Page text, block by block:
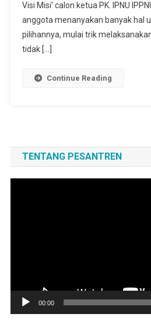
Visi Misi’ calon ketua PK. IPNU
anggota menanyakan banyak hal
pilihannya, mulai trik
tidak […]
Continue Reading
TENTANG PESANTREN
00:00